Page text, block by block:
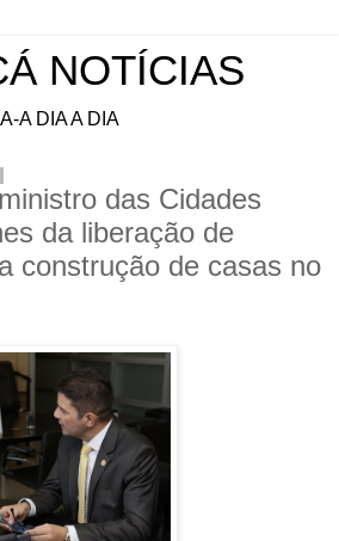
NOTÍCIAS
A DIA A DIA
das Cidades
da liberação de
construção de casas no